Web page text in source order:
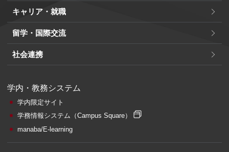
キャリア・就職
留学・国際交流
社会連携
学内・教務システム
学内限定サイト
学務情報システム （Campus Square）
manaba/E-learning